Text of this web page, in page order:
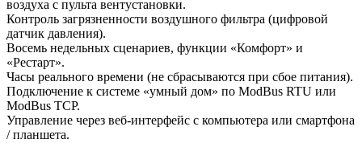
воздуха с пульта вентустановки.
Контроль загрязненности воздушного фильтра (цифровой
датчик давления).
Восемь недельных сценариев, функции «Комфорт» и
«Рестарт».
Часы реального времени (не сбрасываются при сбое питания).
Подключение к системе «умный дом» по ModBus RTU или
ModBus TCP.
Управление через веб-интерфейс с компьютера или смартфона
/ планшета.